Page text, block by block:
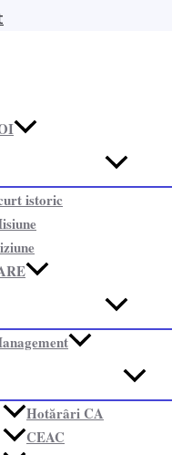
istoric
Hotărâri CA
CEAC